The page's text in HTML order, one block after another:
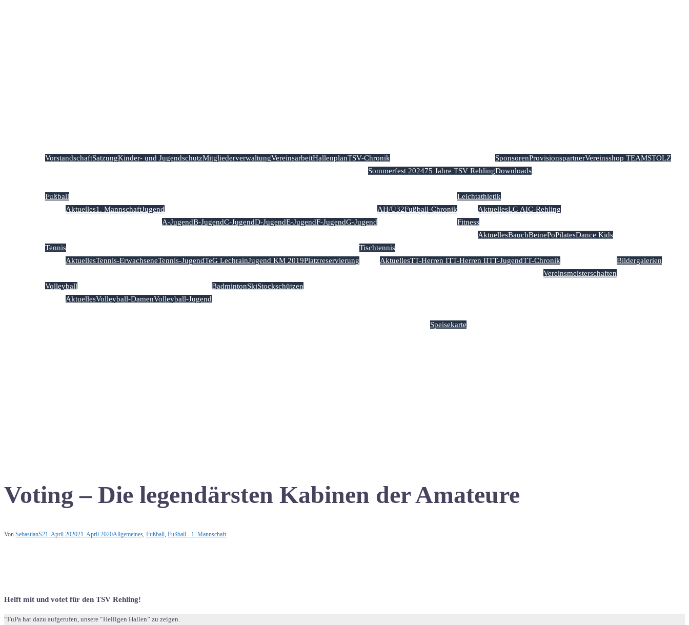
VorstandschaftSatzungKinder- und JugendschutzMitgliederverwaltungVereinsarbeitHallenplanTSV-Chronik
Sommerfest 202475 Jahre TSV Rehling
SponsorenProvisionspartnerVereinsshop TEAMSTOLZ
Downloads
Fußball
Aktuelles1. MannschaftJugend
A-JugendB-JugendC-JugendD-JugendE-JugendF-JugendG-Jugend
AH/Ü32Fußball-Chronik
Leichtathletik
AktuellesLG AIC-Rehling
Fitness
AktuellesBauchBeinePoPilatesDance Kids
Tennis
AktuellesTennis-ErwachseneTennis-JugendTeG LechrainJugend KM 2019Platzreservierung
Tischtennis
AktuellesTT-Herren ITT-Herren IITT-JugendTT-Chronik
Vereinsmeisterschaften
Bildergalerien
Volleyball
AktuellesVolleyball-DamenVolleyball-Jugend
BadmintonSkiStockschützen
Speisekarte
Voting – Die legendärsten Kabinen der Amateure
Von SebastianS21. April 202021. April 2020Allgemeines, Fußball, Fußball - 1. Mannschaft
Helft mit und votet für den TSV Rehling!
“FuPa hat dazu aufgerufen, unsere “Heiligen Hallen” zu zeigen.